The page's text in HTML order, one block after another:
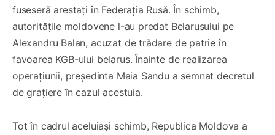
fuseseră arestați în Federația Rusă. În schimb,
autoritățile moldovene l-au predat Belarusului pe
Alexandru Balan, acuzat de trădare de patrie în
favoarea KGB-ului belarus. Înainte de realizarea
operațiunii, președinta Maia Sandu a semnat decretul
de grațiere în cazul acestuia.
Tot în cadrul aceluiași schimb, Republica Moldova a